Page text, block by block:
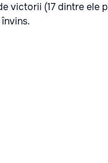
victorii (17 dintre ele